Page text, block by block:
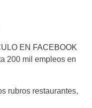
EN FACEBOOK
200 mil empleos en
rubros restaurantes,